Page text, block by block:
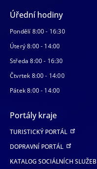
Úřední hodiny
Pondělí 8:00 - 16:30
Úterý 8:00 - 14:00
Středa 8:00 - 16:30
Čtvrtek 8:00 - 14:00
Pátek 8:00 - 14:00
Portály kraje
TURISTICKÝ PORTÁL
DOPRAVNÍ PORTÁL
KATALOG SOCIÁLNÍCH SLUŽEB